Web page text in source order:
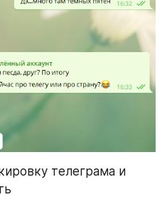
телеграма и